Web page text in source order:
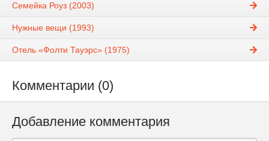
Семейка Роуз (2003)
Нужные вещи (1993)
Отель «Фолти Тауэрс» (1975)
Комментарии (0)
Добавление комментария